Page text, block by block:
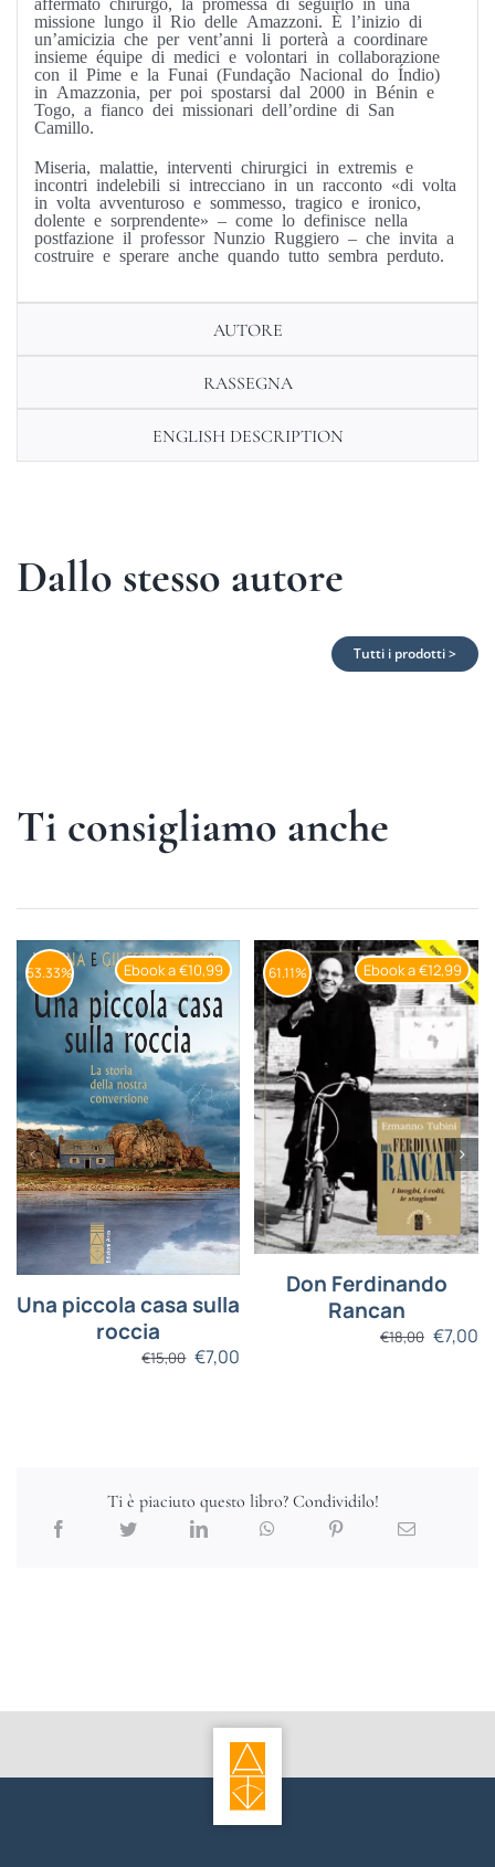
missione lungo il Rio delle Amazzoni. È l’inizio di
un’amicizia che per vent’anni li porterà a coordinare
insieme équipe di medici e volontari in collaborazione
con il Pime e la Funai (Fundação Nacional do Índio)
in Amazzonia, per poi spostarsi dal 2000 in Bénin e
Togo, a fianco dei missionari dell’ordine di San
Camillo.
Miseria, malattie, interventi chirurgici in extremis e
incontri indelebili si intrecciano in un racconto «di volta
in volta avventuroso e sommesso, tragico e ironico,
dolente e sorprendente» – come lo definisce nella
postfazione il professor Nunzio Ruggiero – che invita a
costruire e sperare anche quando tutto sembra perduto.
AUTORE
RASSEGNA
ENGLISH DESCRIPTION
Dallo stesso autore
Tutti i prodotti >
Ti consigliamo anche
Ebook a €10,99
53.33%
Una piccola casa sulla
roccia
€15,00 €7,00
Ebook a €12,99
61.11%
Don Ferdinando
Rancan
€18,00 €7,00
Ti è piaciuto questo libro? Condividilo!